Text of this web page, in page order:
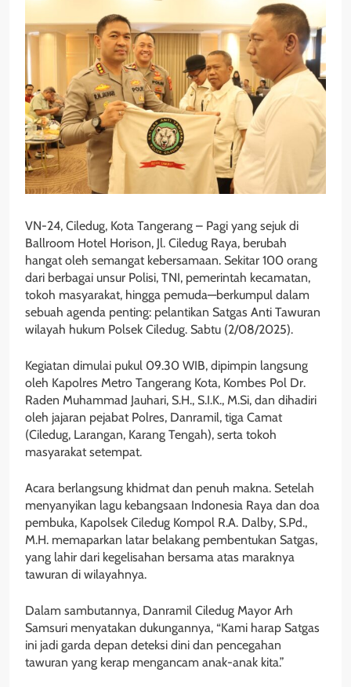
VN-24, Ciledug, Kota Tangerang – Pagi yang sejuk di
Ballroom Hotel Horison, Jl. Ciledug Raya, berubah
hangat oleh semangat kebersamaan. Sekitar 100 orang
dari berbagai unsur Polisi, TNI, pemerintah kecamatan,
tokoh masyarakat, hingga pemuda—berkumpul dalam
sebuah agenda penting: pelantikan Satgas Anti Tawuran
wilayah hukum Polsek Ciledug. Sabtu (2/08/2025).
Kegiatan dimulai pukul 09.30 WIB, dipimpin langsung
oleh Kapolres Metro Tangerang Kota, Kombes Pol Dr.
Raden Muhammad Jauhari, S.H., S.I.K., M.Si, dan dihadiri
oleh jajaran pejabat Polres, Danramil, tiga Camat
(Ciledug, Larangan, Karang Tengah), serta tokoh
masyarakat setempat.
Acara berlangsung khidmat dan penuh makna. Setelah
menyanyikan lagu kebangsaan Indonesia Raya dan doa
pembuka, Kapolsek Ciledug Kompol R.A. Dalby, S.Pd.,
M.H. memaparkan latar belakang pembentukan Satgas,
yang lahir dari kegelisahan bersama atas maraknya
tawuran di wilayahnya.
Dalam sambutannya, Danramil Ciledug Mayor Arh
Samsuri menyatakan dukungannya, “Kami harap Satgas
ini jadi garda depan deteksi dini dan pencegahan
tawuran yang kerap mengancam anak-anak kita.”